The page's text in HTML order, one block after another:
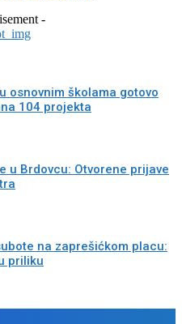
-
osnovnim školama gotovo
104 projekta
u Brdovcu: Otvorene prijave
na zaprešićkom placu:
priliku